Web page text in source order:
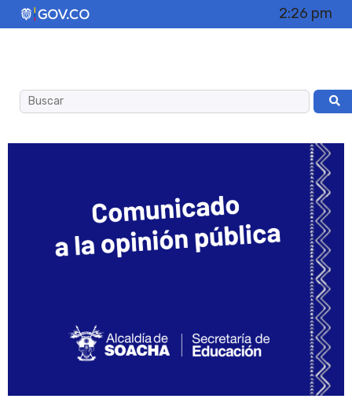
2:26 pm